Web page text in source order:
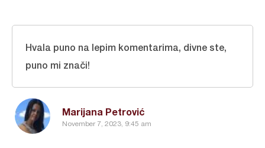
Marijana Petrović
November 7, 2023, 9:45 am
Hvala puno na lepim komentarima, divne ste,
puno mi znači!